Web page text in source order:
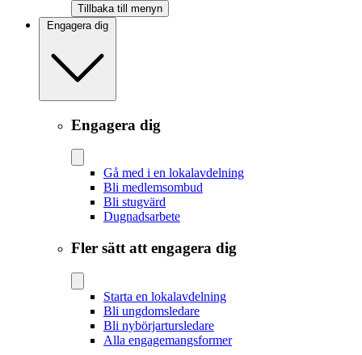
Tillbaka till menyn
Engagera dig
Engagera dig
Gå med i en lokalavdelning
Bli medlemsombud
Bli stugvärd
Dugnadsarbete
Fler sätt att engagera dig
Starta en lokalavdelning
Bli ungdomsledare
Bli nybörjartursledare
Alla engagemangsformer